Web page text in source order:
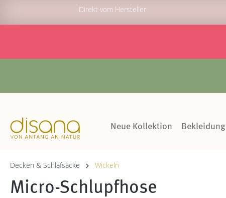
Direkt vom Hersteller
Neue Kollektion Bekleidung
Decken & Schlafsäcke Wickeln
Micro-Schlupfhose